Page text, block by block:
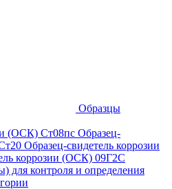
Образцы
(ОСК) Ст08пс Образец-
Образец-свидетель коррозии
коррозии (ОСК) 09Г2С
для контроля и определения